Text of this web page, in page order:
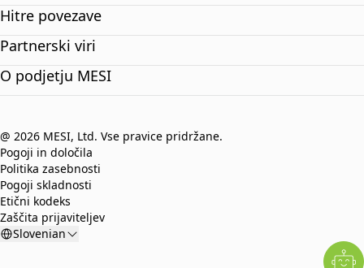
Hitre povezave
Partnerski viri
O podjetju MESI
@ 2026 MESI, Ltd. Vse pravice pridržane.
Pogoji in določila
Politika zasebnosti
Pogoji skladnosti
Etični kodeks
Zaščita prijaviteljev
Slovenian